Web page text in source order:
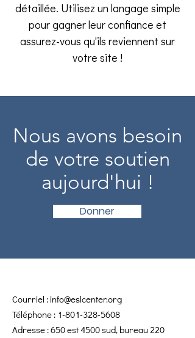
détaillée. Utilisez un langage simple
pour gagner leur confiance et
assurez-vous qu'ils reviennent sur
votre site !
Nous avons besoin
de votre soutien
aujourd'hui !
Donner
Courriel :info@eslcenter.org
Téléphone : 1-801-328-5608
Adresse : 650 est 4500 sud, bureau 220